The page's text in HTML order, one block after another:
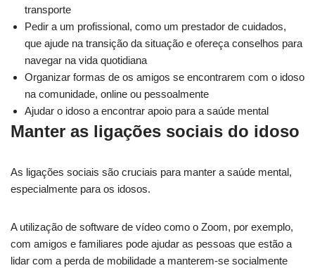
transporte
Pedir a um profissional, como um prestador de cuidados,
que ajude na transição da situação e ofereça conselhos para
navegar na vida quotidiana
Organizar formas de os amigos se encontrarem com o idoso
na comunidade, online ou pessoalmente
Ajudar o idoso a encontrar apoio para a saúde mental
Manter as ligações sociais do idoso
As ligações sociais são cruciais para manter a saúde mental,
especialmente para os idosos.
A utilização de software de vídeo como o Zoom, por exemplo,
com amigos e familiares pode ajudar as pessoas que estão a
lidar com a perda de mobilidade a manterem-se socialmente